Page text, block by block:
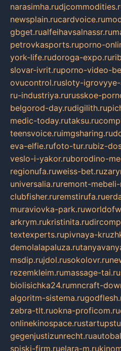
narasimha.ru
newsplain.rucardvoice.ru
gbget.rualfeihavsalnassr.ru
petrovkasports.ruporno-
york-life.rudoroga-expo.ru
slovar-ivrit.ruporno-video-
ovucontrol.rusloty-
ru-industriya.rurusskoe-
belgorod-day.rudigilith.ru
medic-today.rutaksu.ru
teensvoice.ruimgsharing.ru
eva-elfie.rufoto-tur.rubiz-
veslo-i-yakor.ruborodino-
regionufa.ruweiss-bet.ru
universalia.ruremont-
clubfisher.ruremstirufa.ru
muraviovka-park.ru
arkrym.rukristinita.ru
textexperts.rupivnaya-
demolalapaluza.ru
msdip.rujdol.rusokolovr.ru
rezemkleim.rumassage-tai.ru
biolisichka24.rumncraft-
algoritm-sistema.ru
zebra-tlt.ruokna-proficom.ru
onlinekinospace.ru
gegenjustizunrecht.ru
spiski-firm.ruelara-m.ru